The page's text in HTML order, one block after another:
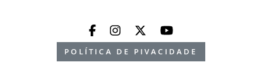
POLÍTICA DE PIVACIDADE